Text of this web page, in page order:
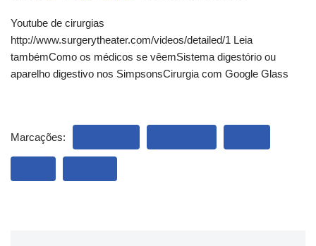
Youtube de cirurgias
http://www.surgerytheater.com/videos/detailed/1 Leia
tambémComo os médicos se vêemSistema digestório ou
aparelho digestivo nos SimpsonsCirurgia com Google Glass
Marcações: